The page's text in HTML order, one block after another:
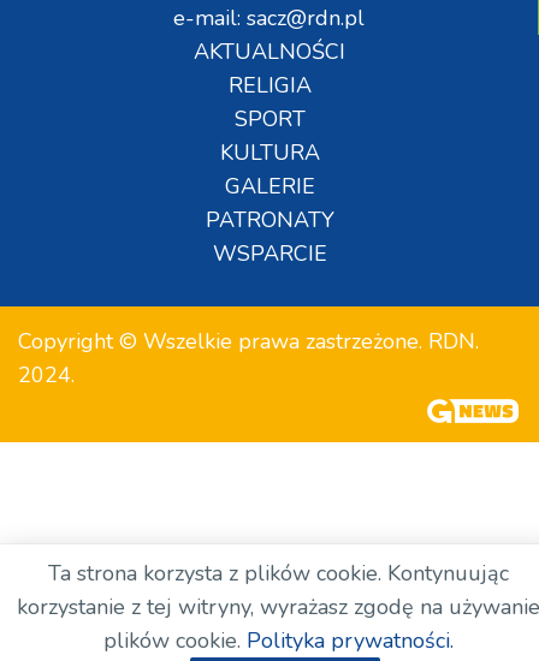
e-mail: sacz@rdn.pl
AKTUALNOŚCI
RELIGIA
SPORT
KULTURA
GALERIE
PATRONATY
WSPARCIE
Copyright © Wszelkie prawa zastrzeżone. RDN.
2024.
Ta strona korzysta z plików cookie. Kontynuując
korzystanie z tej witryny, wyrażasz zgodę na używanie
plików cookie. Polityka prywatności.